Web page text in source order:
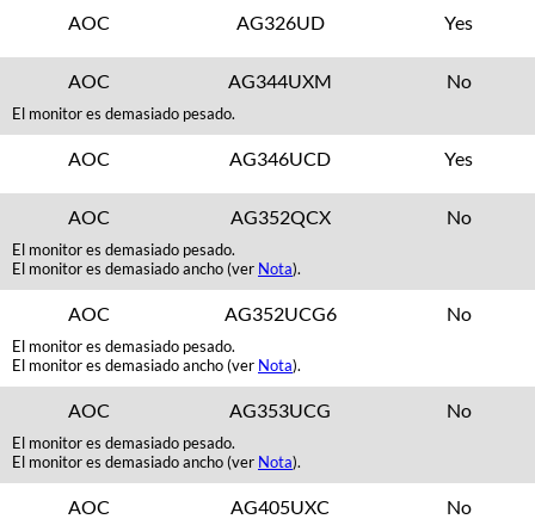
AOC AG326UD Yes
AOC AG344UXM No
El monitor es demasiado pesado.
AOC AG346UCD Yes
AOC AG352QCX No
El monitor es demasiado pesado.
El monitor es demasiado ancho (ver Nota).
AOC AG352UCG6 No
El monitor es demasiado pesado.
El monitor es demasiado ancho (ver Nota).
AOC AG353UCG No
El monitor es demasiado pesado.
El monitor es demasiado ancho (ver Nota).
AOC AG405UXC No